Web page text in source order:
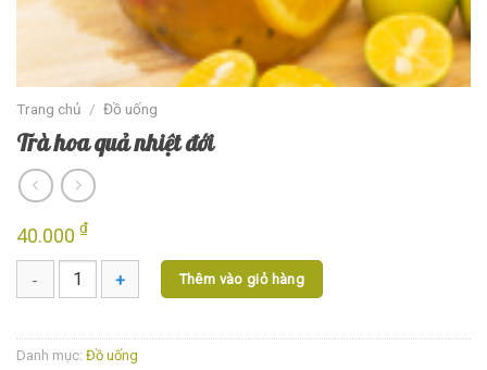
Trang chủ / Đồ uống
Trà hoa quả nhiệt đới
40.000 ₫
Thêm vào giỏ hàng
Danh mục: Đồ uống